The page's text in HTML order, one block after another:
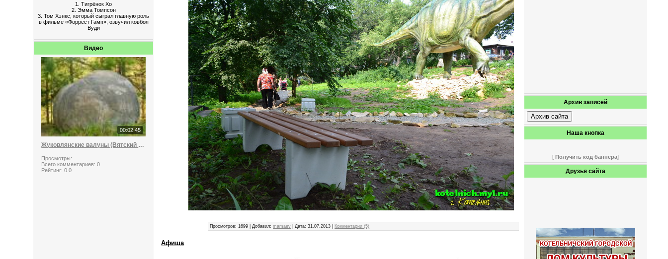
1. Тигрёнок Хо
2. Эмма Томпсон
3. Том Хэнкс, который сыграл главную роль
в фильме «Форрест Гамп», озвучил ковбоя
Вуди
Видео
00:02:45
Жуковлянские валуны (Вятский стоунхендж)
Просмотры:
Всего комментариев:0
Рейтинг:0.0
Просмотров: 1699 | Добавил:mamaev | Дата:31.07.2013 Комментарии (5)
Афиша
Архив записей
Архив сайта
Наша кнопка
[ Получить код баннера]
Друзья сайта